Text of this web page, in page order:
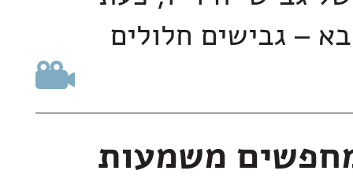
– גבישים חלולים
מחפשים משמעות